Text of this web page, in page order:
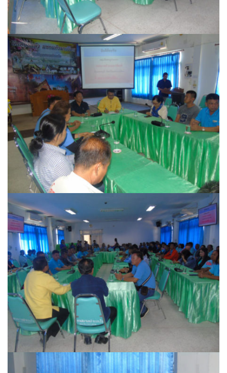
ชมพูภูคารีสอร์ท
ต้นแหลงโฮมสเตย์
ตูบฮิมโต้งโฮมสเตย์
นครน่านอพาร์ทเม้น
นะลาวิวรีสอร์ท
นาต้นบัวโฮมสเตย์
น่านปัว รีสอร์ท
นาเหล่า เก๊าสลี โฮมสเตย์
นาไผ่ปัววิว
บวกบัววิวรีสอร์ท
บ้านกังหัน @ ปัวคอทเทจ
บ้านต้นคูณ
บ้านนาโฮมสเตย์
บ้านปัว ปลายนา
บ้านพักชมดอย
บ้านยลญภา